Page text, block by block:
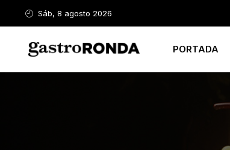
Sáb, 8 agosto 2026
PORTADA